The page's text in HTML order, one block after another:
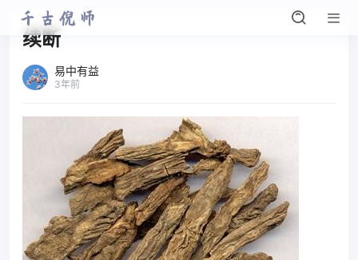
续断
易中有益
3年前